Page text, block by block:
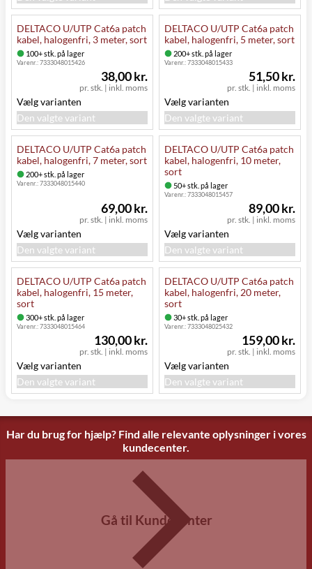
DELTACO U/UTP Cat6a patch
kabel, halogenfri, 3 meter, sort
100+ stk. på lager
Varenr.:7333048015426
pr. stk. | inkl. moms
38,00 kr.
Vælg varianten
Den valgte variant
DELTACO U/UTP Cat6a patch
kabel, halogenfri, 5 meter, sort
200+ stk. på lager
Varenr.:7333048015433
pr. stk. | inkl. moms
51,50 kr.
Vælg varianten
Den valgte variant
DELTACO U/UTP Cat6a patch
kabel, halogenfri, 7 meter, sort
200+ stk. på lager
Varenr.:7333048015440
pr. stk. | inkl. moms
69,00 kr.
Vælg varianten
Den valgte variant
DELTACO U/UTP Cat6a patch
kabel, halogenfri, 10 meter,
sort
50+ stk. på lager
Varenr.:7333048015457
pr. stk. | inkl. moms
89,00 kr.
Vælg varianten
Den valgte variant
DELTACO U/UTP Cat6a patch
kabel, halogenfri, 15 meter,
sort
300+ stk. på lager
Varenr.:7333048015464
pr. stk. | inkl. moms
130,00 kr.
Vælg varianten
Den valgte variant
DELTACO U/UTP Cat6a patch
kabel, halogenfri, 20 meter,
sort
30+ stk. på lager
Varenr.:7333048025432
pr. stk. | inkl. moms
159,00 kr.
Vælg varianten
Den valgte variant
Har du brug for hjælp? Find alle relevante oplysninger i vores
kundecenter.
Gå til Kundecenter